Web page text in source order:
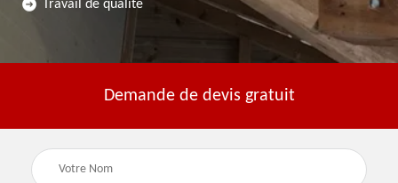
Travail de qualité
Demande de devis gratuit